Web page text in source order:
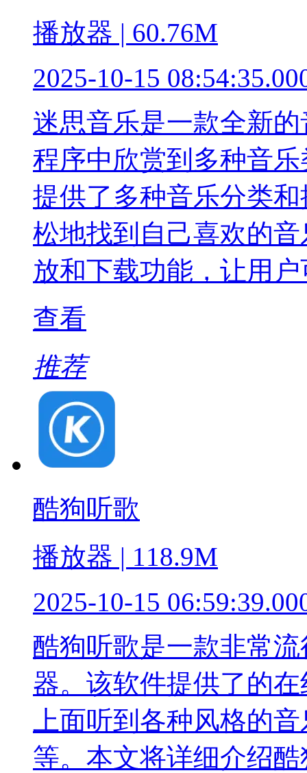
播放器 | 60.76M
2025-10-15
迷思音乐是一款全新
程序中欣赏到多种音
提供了多种音乐分类
松地找到自己喜欢的
放和下载功能，让用
查看
推荐
酷狗听歌
播放器 | 118.9M
2025-10-15
酷狗听歌是一款非常
器。该软件提供了的
上面听到各种风格的
等。本文将详细介绍